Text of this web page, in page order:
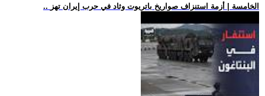
.. الخامسة | أزمة استنزاف صواريخ باتريوت وثاد في حرب إيران تهز